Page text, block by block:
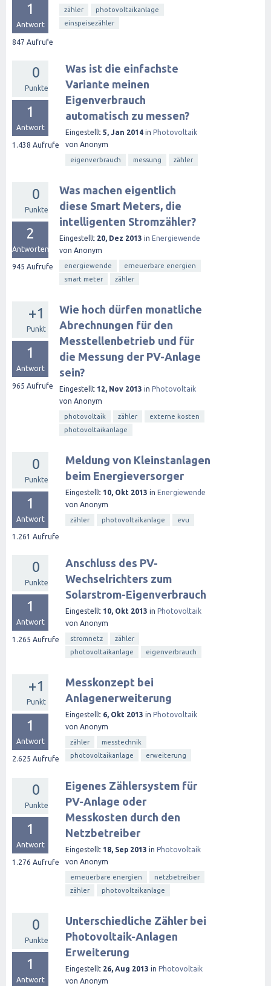
1
Antwort
847 Aufrufe
zähler
photovoltaikanlage
einspeisezähler
0
Punkte
1
Antwort
1.438 Aufrufe
Was ist die einfachste
Variante meinen
Eigenverbrauch
automatisch zu messen?
Eingestellt 5, Jan 2014 in Photovoltaik
von Anonym
eigenverbrauch messung zähler
0
Punkte
2
Antworten
945 Aufrufe
Was machen eigentlich
diese Smart Meters, die
intelligenten Stromzähler?
Eingestellt 20, Dez 2013 in Energiewende
von Anonym
energiewende
erneuerbare energien
smart meter
zähler
+1
Punkt
1
Antwort
965 Aufrufe
Wie hoch dürfen monatliche
Abrechnungen für den
Messtellenbetrieb und für
die Messung der PV-Anlage
sein?
Eingestellt 12, Nov 2013 in Photovoltaik
von Anonym
photovoltaik zähler
externe kosten
photovoltaikanlage
0
Punkte
1
Antwort
1.261 Aufrufe
Meldung von Kleinstanlagen
beim Energieversorger
Eingestellt 10, Okt 2013 in Energiewende
von Anonym
zähler photovoltaikanlage evu
0
Punkte
1
Antwort
1.265 Aufrufe
Anschluss des PV-
Wechselrichters zum
Solarstrom-Eigenverbrauch
Eingestellt 10, Okt 2013 in Photovoltaik
von Anonym
stromnetz
zähler
photovoltaikanlage
eigenverbrauch
+1
Punkt
1
Antwort
2.625 Aufrufe
Messkonzept bei
Anlagenerweiterung
Eingestellt 6, Okt 2013 in Photovoltaik
von Anonym
zähler
messtechnik
photovoltaikanlage
erweiterung
0
Punkte
1
Antwort
1.276 Aufrufe
Eigenes Zählersystem für
PV-Anlage oder
Messkosten durch den
Netzbetreiber
Eingestellt 18, Sep 2013 in Photovoltaik
von Anonym
erneuerbare energien
netzbetreiber
zähler
photovoltaikanlage
0
Punkte
1
Antwort
Unterschiedliche Zähler bei
Photovoltaik-Anlagen
Erweiterung
Eingestellt 26, Aug 2013 in Photovoltaik
von Anonym